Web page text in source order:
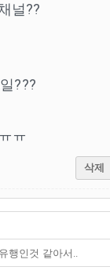
널??
???
ㅠ
삭제
행인것 같아서..